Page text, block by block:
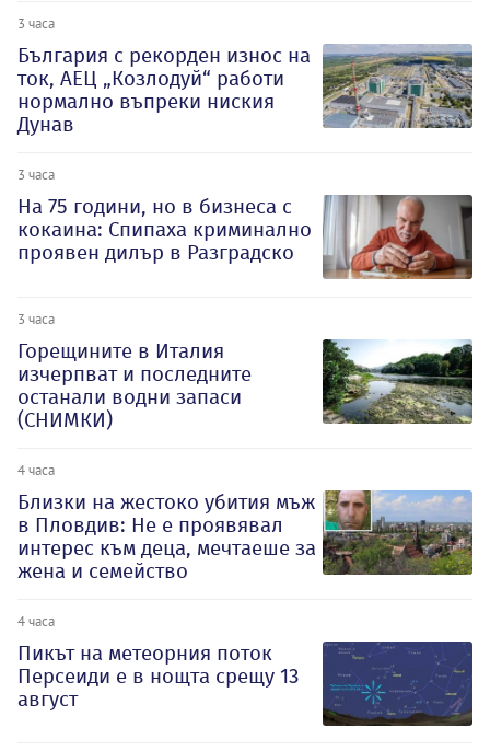
3 часа
България с рекорден износ на
ток, АЕЦ „Козлодуй“ работи
нормално въпреки ниския
Дунав
3 часа
На 75 години, но в бизнеса с
кокаина: Спипаха криминално
проявен дилър в Разградско
3 часа
Горещините в Италия
изчерпват и последните
останали водни запаси
(СНИМКИ)
4 часа
Близки на жестоко убития мъж
в Пловдив: Не е проявявал
интерес към деца, мечтаеше за
жена и семейство
4 часа
Пикът на метеорния поток
Персеиди е в нощта срещу 13
август